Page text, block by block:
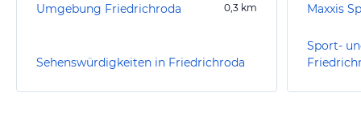
Umgebung Friedrichroda 0,3 km
Sehenswürdigkeiten in Friedrichroda
Maxxis
Sport-